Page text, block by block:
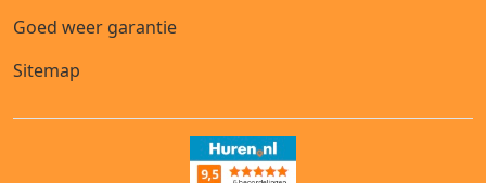
Goed weer garantie
Sitemap